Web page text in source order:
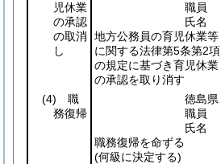
児休業
の承認
の取消
し
職員
氏名
地方公務員の育児休業等
に関する法律第5条第2項
の規定に基づき育児休業
の承認を取り消す
(4) 職
務復帰
徳島県
職員
氏名
職務復帰を命ずる
(何級に決定する)